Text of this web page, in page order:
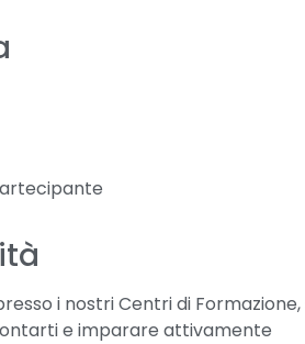
i nostri Centri di
e imparare attivamente